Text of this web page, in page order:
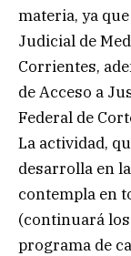
materia, ya
Judicial de
Corrientes,
de Acceso a
Federal de
La actividad,
desarrolla en
contempla en
(continuará los
programa de